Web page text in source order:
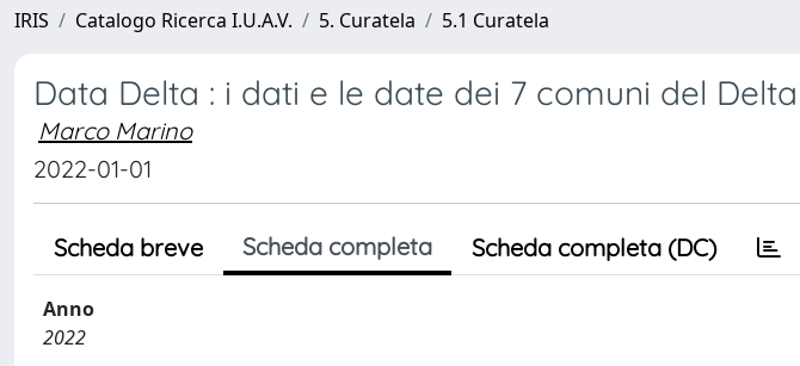
IRIS Catalogo Ricerca I.U.A.V. 5. Curatela 5.1 Curatela
Data Delta : i dati e le date dei 7 comuni del
Marco Marino
2022-01-01
Scheda breve Scheda completa Scheda completa (DC)
Anno
2022